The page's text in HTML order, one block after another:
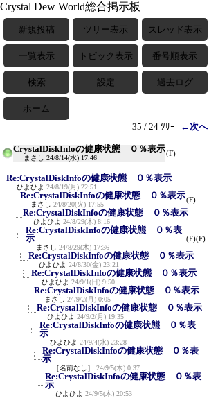
Crystal Dew World総合掲示板
新規投稿 ツリー表示 スレッド表示
一覧表示 トピック表示 番号順表示
検索 設定 過去ログ
ホーム
35 / 24 ﾂﾘｰ
←次へ
CrystalDiskInfoの健康状態 ０％表示
まさし 24/8/14(水) 17:46
(F)
Re:CrystalDiskInfoの健康状態 ０％表示
ひよひよ 24/8/19(月) 22:51
Re:CrystalDiskInfoの健康状態 ０％表示
まさし 24/8/20(火) 17:55
(F)
Re:CrystalDiskInfoの健康状態 ０％表示
ひよひよ 24/8/29(木) 8:16
Re:CrystalDiskInfoの健康状態 ０％表
示
まさし 24/8/29(木) 17:36
(F)(F)
Re:CrystalDiskInfoの健康状態 ０％表示
ひよひよ 24/8/30(金) 23:21
Re:CrystalDiskInfoの健康状態 ０％表示
ひよひよ 24/9/1(日) 9:50
Re:CrystalDiskInfoの健康状態 ０％表示
まさし 24/9/2(月) 0:05
Re:CrystalDiskInfoの健康状態 ０％表示
ひよひよ 24/9/2(月) 19:35
Re:CrystalDiskInfoの健康状態 ０％表
示
ひよひよ 24/9/4(水) 23:28
Re:CrystalDiskInfoの健康状態 ０％表
示
［名前なし］ 24/9/5(木) 0:37
Re:CrystalDiskInfoの健康状態 ０％表
示
ひよひよ 24/9/5(木) 20:53